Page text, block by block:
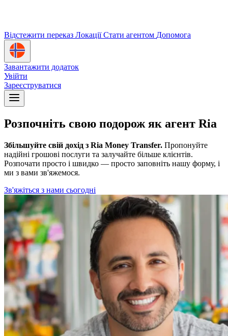
Відстежити переказ ЛокаціїСтати агентом Допомога
Завантажити додаток
Увійти
Зареєструватися
Розпочніть свою подорож як агент Ria
Збільшуйте свій дохід з Ria Money Transfer. Пропонуйте
надійні грошові послуги та залучайте більше клієнтів.
Розпочати просто і швидко — просто заповніть нашу форму, і
ми з вами зв'яжемося.
Зв'яжіться з нами сьогодні